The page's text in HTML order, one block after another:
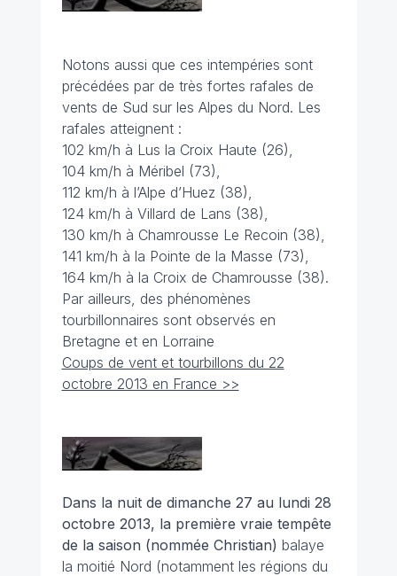
Notons aussi que ces intempéries sont
précédées par de très fortes rafales de
vents de Sud sur les Alpes du Nord. Les
rafales atteignent :
102 km/h à Lus la Croix Haute (26),
104 km/h à Méribel (73),
112 km/h à l’Alpe d’Huez (38),
124 km/h à Villard de Lans (38),
130 km/h à Chamrousse Le Recoin (38),
141 km/h à la Pointe de la Masse (73),
164 km/h à la Croix de Chamrousse (38).
Par ailleurs, des phénomènes
tourbillonnaires sont observés en
Bretagne et en Lorraine
Coups de vent et tourbillons du 22
octobre 2013 en France >>
Dans la nuit de dimanche 27 au lundi 28
octobre 2013, la première vraie tempête
de la saison (nommée Christian) balaye
la moitié Nord (notamment les régions du